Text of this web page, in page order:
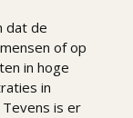
dat de
of op
in hoge
in
is er